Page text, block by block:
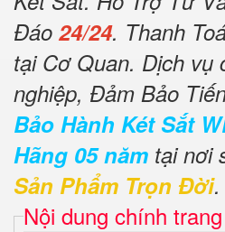
Đáo 24/24. Thanh
tại Cơ Quan. Dịch vụ
nghiệp, Đảm Bảo
Bảo Hành Két Sắt
Hãng 05 năm tại nơi
Sản Phẩm Trọn Đời.
Nội dung chính